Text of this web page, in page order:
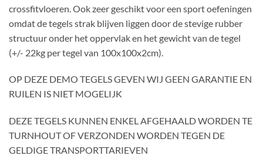
crossfitvloeren. Ook zeer geschikt voor een sport oefeningen
omdat de tegels strak blijven liggen door de stevige rubber
structuur onder het oppervlak en het gewicht van de tegel
(+/- 22kg per tegel van 100x100x2cm).
OP DEZE DEMO TEGELS GEVEN WIJ GEEN GARANTIE EN
RUILEN IS NIET MOGELIJK
DEZE TEGELS KUNNEN ENKEL AFGEHAALD WORDEN TE
TURNHOUT OF VERZONDEN WORDEN TEGEN DE
GELDIGE TRANSPORTTARIEVEN